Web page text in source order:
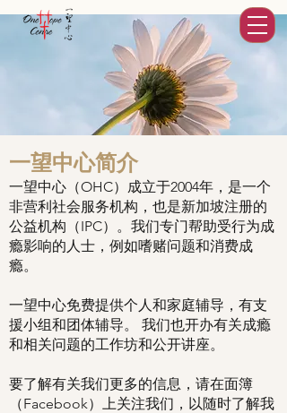
一望中心简介
一望中心（OHC）成立于2004年，是一个
非营利社会服务机构，也是新加坡注册的
公益机构（IPC）。我们专门帮助受行为成
瘾影响的人士，例如嗜赌问题和消费成
瘾。
一望中心免费提供个人和家庭辅导，有支
援小组和团体辅导。 我们也开办有关成瘾
和相关问题的工作坊和公开讲座。
要了解有关我们更多的信息，请在面簿
（Facebook）上关注我们，以随时了解我